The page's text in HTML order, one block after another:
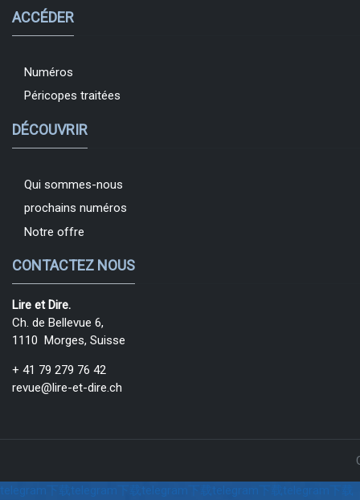
ACCÉDER
Numéros
Péricopes traitées
DÉCOUVRIR
Qui sommes-nous
prochains numéros
Notre offre
CONTACTEZ NOUS
Lire et Dire.
Ch. de Bellevue 6,
1110 Morges, Suisse
+ 41 79 279 76 42
revue@lire-et-dire.ch
telegram下载telegram下载 telegram下载 telegram下载 telegram下载